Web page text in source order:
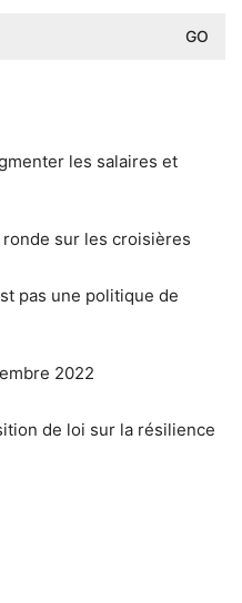
les salaires et
sur les croisières
pas une politique de
2022
de loi sur la résilience